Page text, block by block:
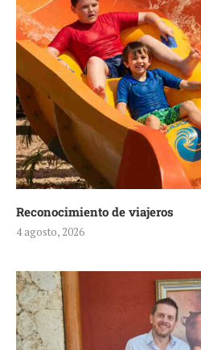
Reconocimiento de viajeros
4 agosto, 2026